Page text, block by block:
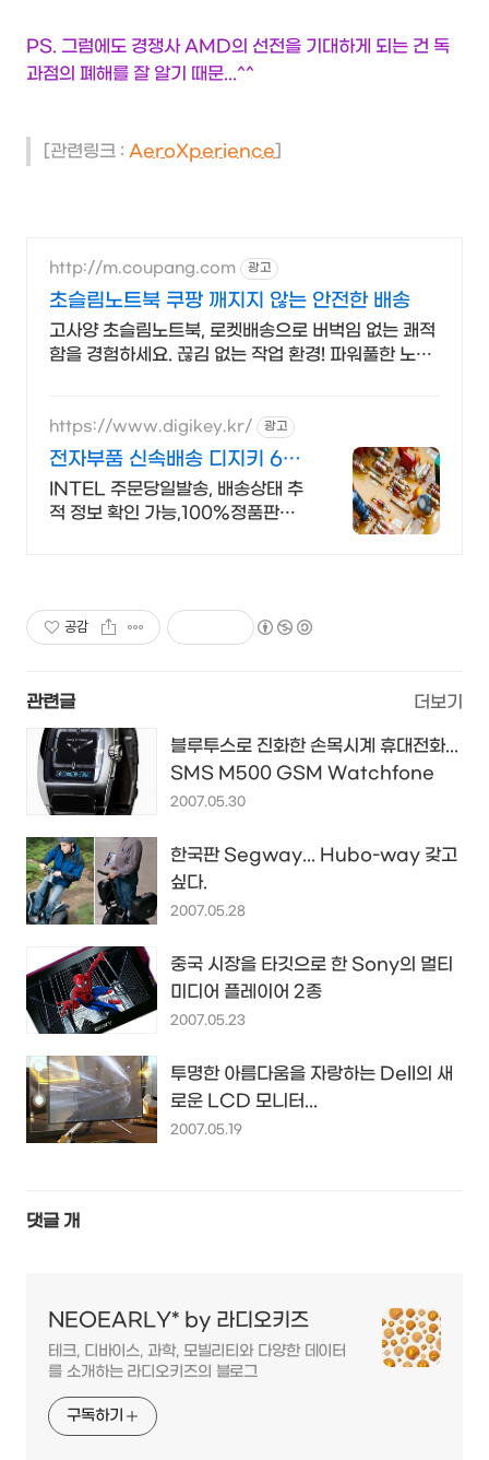
PS. 그럼에도 경쟁사 AMD의 선전을 기대하게 되는 건 독
과점의 폐해를 잘 알기 때문...^^
[관련링크 : AeroXperience]
http://m.coupang.com 광고
초슬림노트북 쿠팡 깨지지 않는 안전한 배송
고사양 초슬림노트북, 로켓배송으로 버벅임 없는 쾌적
함을 경험하세요. 끊김 없는 작업 환경! 파워풀한 노트
https://www.digikey.kr/ 광고
전자부품 신속배송 디지키 6만
원이상 무료배송,당일발송
INTEL 주문당일발송, 배송상태 추
적 정보 확인 가능,100%정품판매,
공감
관련글 더보기
블루투스로 진화한 손목시계 휴대전화...
SMS M500 GSM Watchfone
2007.05.30
한국판 Segway... Hubo-way 갖고
싶다.
2007.05.28
중국 시장을 타깃으로 한 Sony의 멀티
미디어 플레이어 2종
2007.05.23
투명한 아름다움을 자랑하는 Dell의 새
로운 LCD 모니터...
2007.05.19
댓글 개
NEOEARLY* by 라디오키즈
테크, 디바이스, 과학, 모빌리티와 다양한 데이터
를 소개하는 라디오키즈의 블로그
구독하기